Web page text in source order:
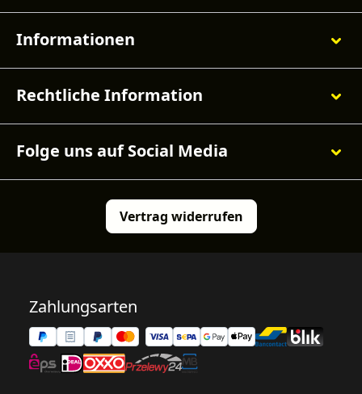
Informationen
Rechtliche Information
Folge uns auf Social Media
Vertrag widerrufen
Zahlungsarten